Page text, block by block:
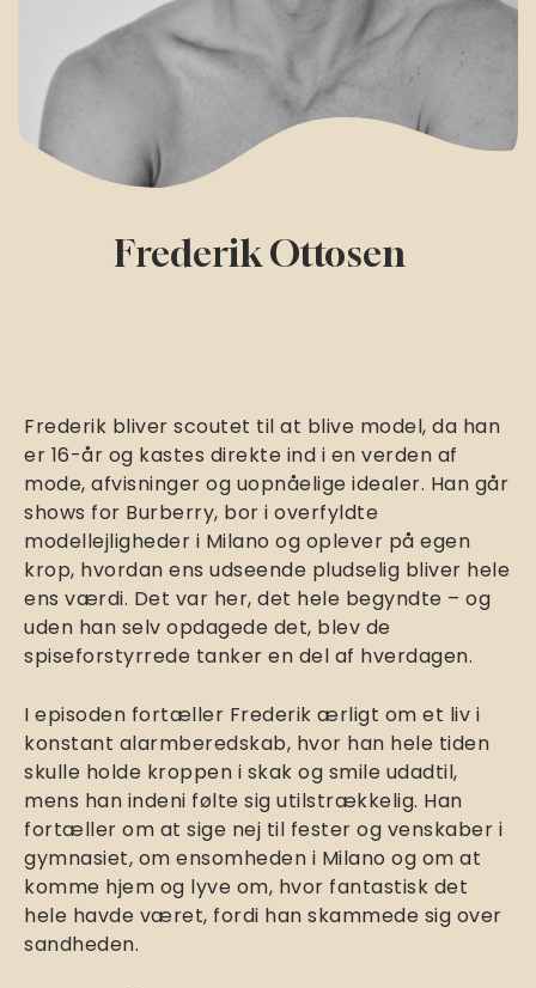
Frederik Ottosen
Frederik bliver scoutet til at blive model, da han
er 16-år og kastes direkte ind i en verden af
mode, afvisninger og uopnåelige idealer. Han går
shows for Burberry, bor i overfyldte
modellejligheder i Milano og oplever på egen
krop, hvordan ens udseende pludselig bliver hele
ens værdi. Det var her, det hele begyndte – og
uden han selv opdagede det, blev de
spiseforstyrrede tanker en del af hverdagen.
I episoden fortæller Frederik ærligt om et liv i
konstant alarmberedskab, hvor han hele tiden
skulle holde kroppen i skak og smile udadtil,
mens han indeni følte sig utilstrækkelig. Han
fortæller om at sige nej til fester og venskaber i
gymnasiet, om ensomheden i Milano og om at
komme hjem og lyve om, hvor fantastisk det
hele havde været, fordi han skammede sig over
sandheden.